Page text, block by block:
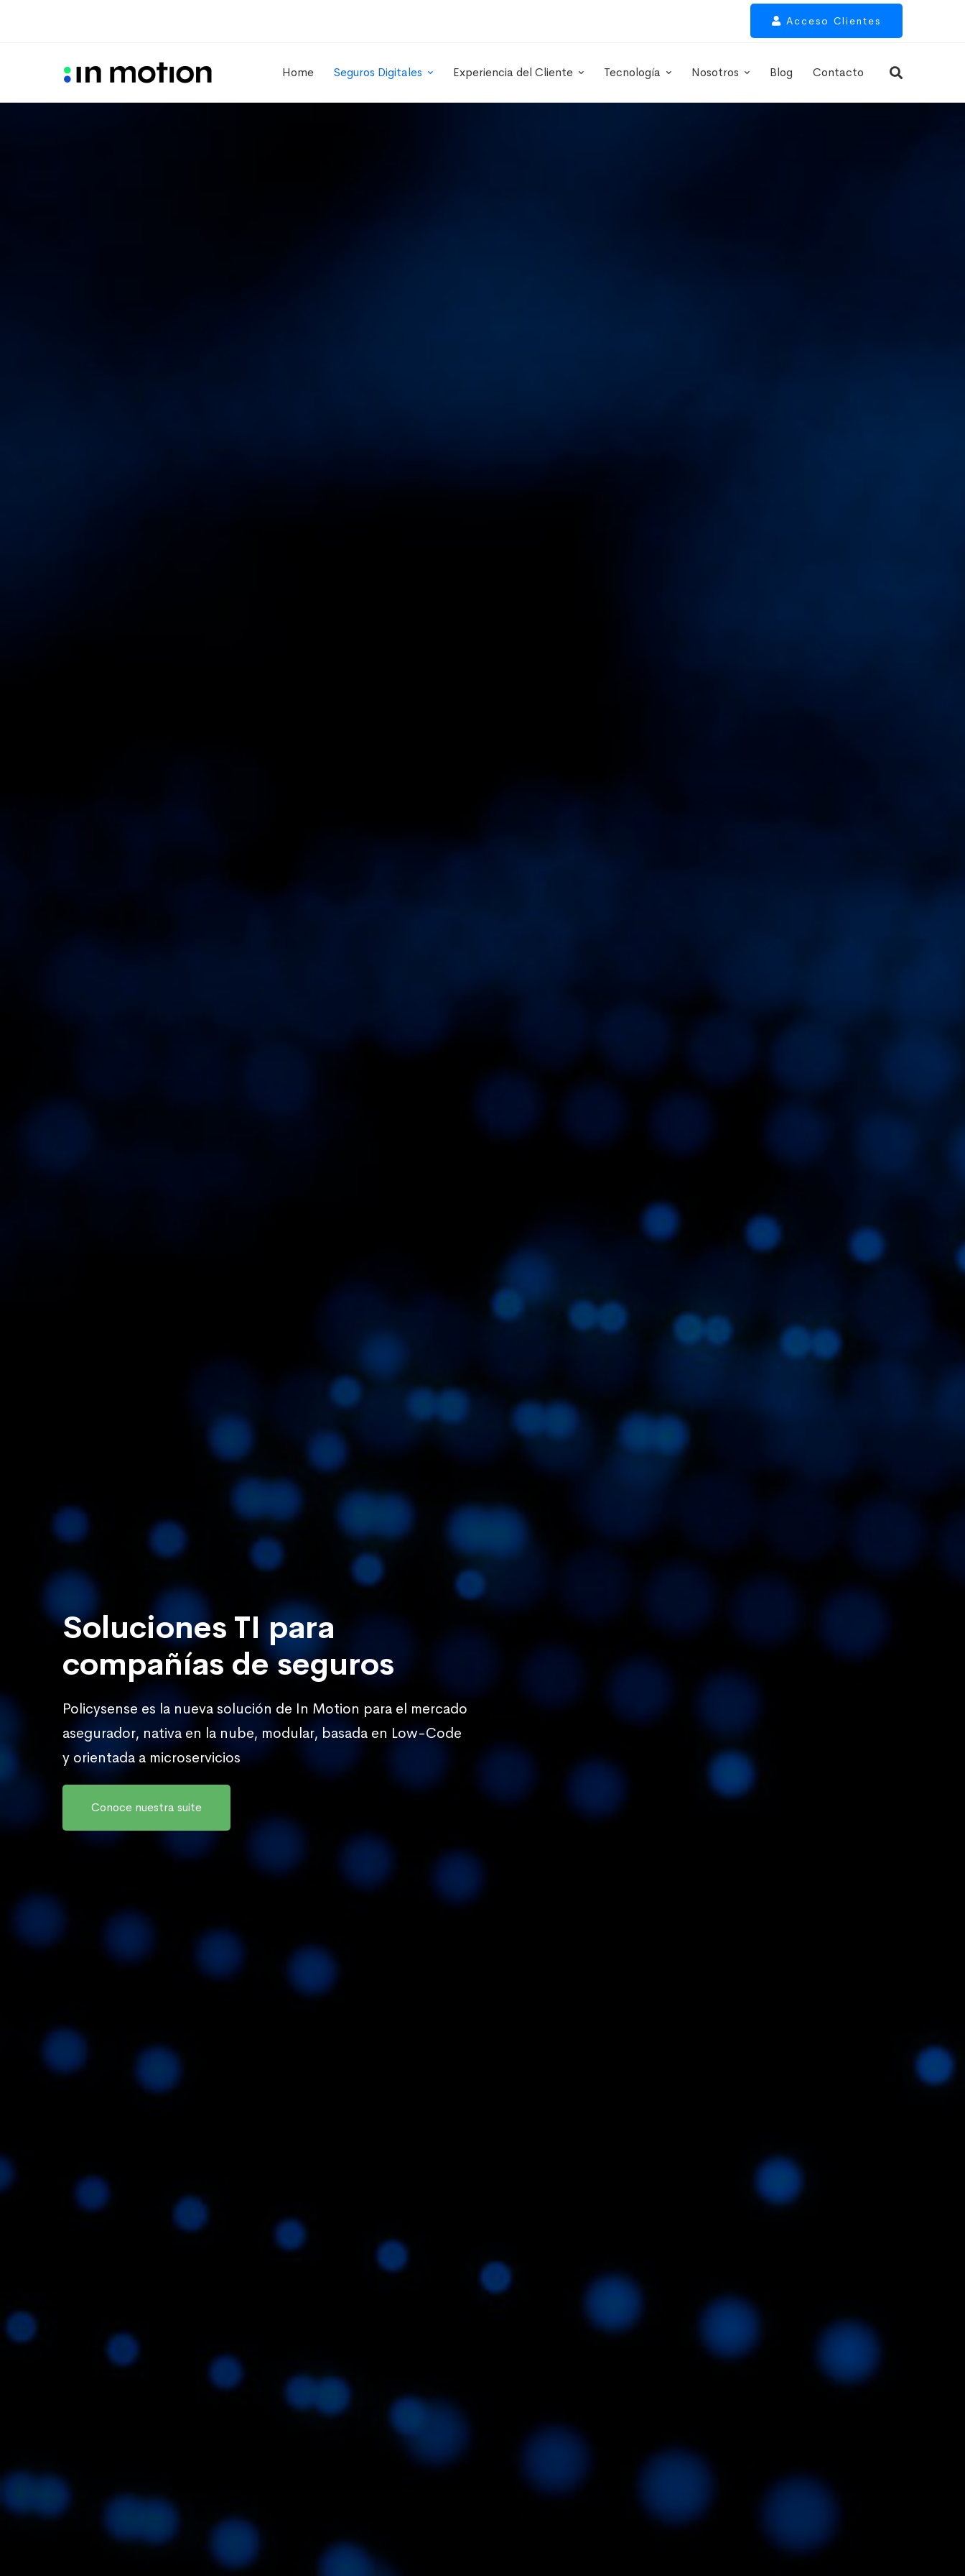
Acceso Clientes
Home Seguros Digitales Experiencia del Cliente Tecnología Nosotros Blog Contacto
Soluciones TI para
compañías de seguros
Policysense es la nueva solución de In Motion para el mercado
asegurador, nativa en la nube, modular, basada en Low-Code
y orientada a microservicios
Conoce nuestra suite